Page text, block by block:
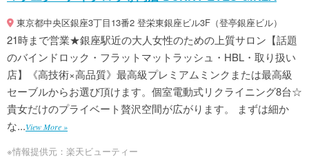
東京都中央区銀座3丁目13番2 登栄東銀座ビル3F（登亭銀座ビル）
21時まで営業★銀座駅近の大人女性のための上質サロン【話題
のバインドロック・フラットマットラッシュ・HBL・取り扱い
店】《高技術×高品質》最高級プレミアムミンクまたは最高級
セーブルからお選び頂けます。個室電動式リクライニング8台☆
貴女だけのプライベート贅沢空間が広がります。 まずは細か
な...View More »
※情報提供元：楽天ビューティー